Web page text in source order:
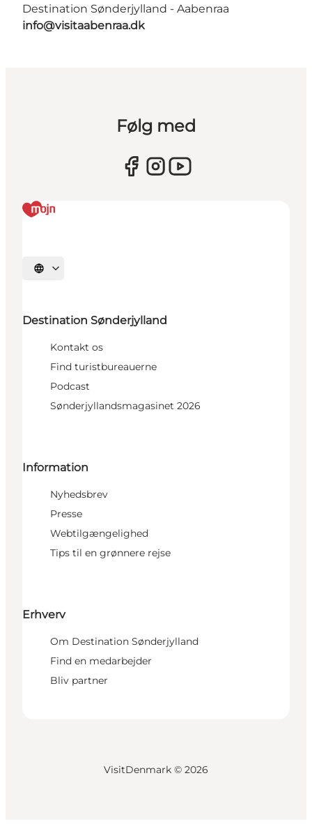
Destination Sønderjylland - Aabenraa
info@visitaabenraa.dk
Følg med
Vælg sprog
Destination Sønderjylland
Kontakt os
Find turistbureauerne
Podcast
Sønderjyllandsmagasinet 2026
Information
Nyhedsbrev
Presse
Webtilgængelighed
Tips til en grønnere rejse
Erhverv
Om Destination Sønderjylland
Find en medarbejder
Bliv partner
VisitDenmark © 2026